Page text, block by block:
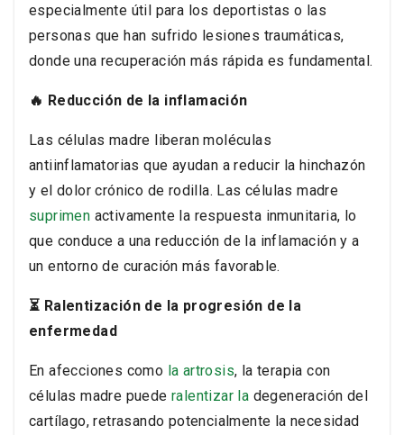
especialmente útil para los deportistas o las
personas que han sufrido lesiones traumáticas,
donde una recuperación más rápida es fundamental.
🔥 Reducción de la inflamación
Las células madre liberan moléculas
antiinflamatorias que ayudan a reducir la hinchazón
y el dolor crónico de rodilla. Las células madre
suprimen activamente la respuesta inmunitaria, lo
que conduce a una reducción de la inflamación y a
un entorno de curación más favorable.
⏳ Ralentización de la progresión de la
enfermedad
En afecciones como la artrosis, la terapia con
células madre puede ralentizar la degeneración del
cartílago, retrasando potencialmente la necesidad